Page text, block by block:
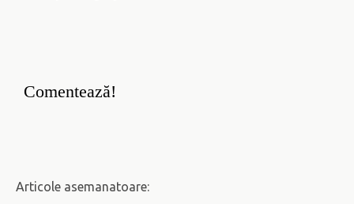
Comentează!
Articole asemanatoare: